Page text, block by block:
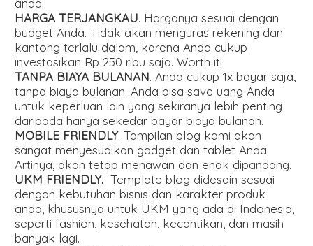
anda.
HARGA TERJANGKAU. Harganya sesuai dengan
budget Anda. Tidak akan menguras rekening dan
kantong terlalu dalam, karena Anda cukup
investasikan Rp 250 ribu saja. Worth it!
TANPA BIAYA BULANAN. Anda cukup 1x bayar saja,
tanpa biaya bulanan. Anda bisa save uang Anda
untuk keperluan lain yang sekiranya lebih penting
daripada hanya sekedar bayar biaya bulanan.
MOBILE FRIENDLY. Tampilan blog kami akan
sangat menyesuaikan gadget dan tablet Anda.
Artinya, akan tetap menawan dan enak dipandang.
UKM FRIENDLY. Template blog didesain sesuai
dengan kebutuhan bisnis dan karakter produk
anda, khususnya untuk UKM yang ada di Indonesia,
seperti fashion, kesehatan, kecantikan, dan masih
banyak lagi.